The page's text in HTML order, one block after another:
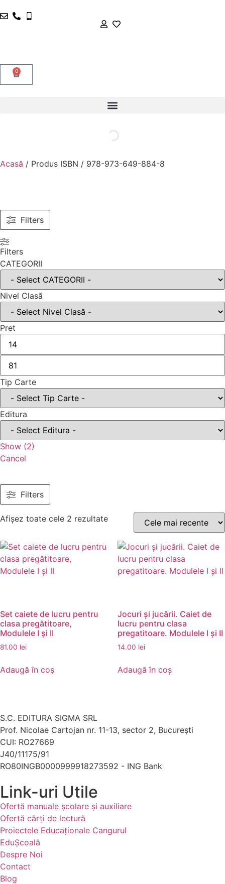
0
Acasă / Produs ISBN / 978-973-649-884-8
Filters
Filters
CATEGORII
Nivel Clasă
Pret
Tip Carte
Editura
Show (2)
Cancel
Filters
Afișez toate cele 2 rezultate
Set caiete de lucru pentru
clasa pregătitoare,
Modulele I și II
81.00 lei
Adaugă în coș
Jocuri şi jucării. Caiet de
lucru pentru clasa
pregatitoare. Modulele I și II
14.00 lei
Adaugă în coș
S.C. EDITURA SIGMA SRL
Prof. Nicolae Cartojan nr. 11-13, sector 2, București
CUI: RO27669
J40/11175/91
RO80INGB0000999918273592 - ING Bank
Link-uri Utile
Ofertă manuale şcolare şi auxiliare
Ofertă cărți de lectură
Proiectele Educaţionale Cangurul
EduȘcoală
Despre Noi
Contact
Blog